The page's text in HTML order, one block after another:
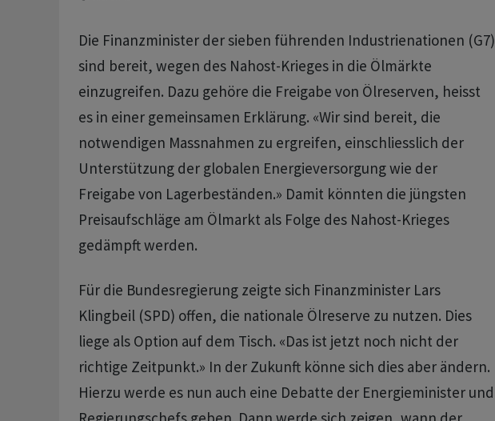
Die Finanzminister der sieben führenden Industrienationen (G7)
sind bereit, wegen ‌des Nahost-Krieges ⁠in die Ölmärkte
einzugreifen. Dazu gehöre die Freigabe von Ölreserven, heisst
es in einer gemeinsamen Erklärung. «Wir sind bereit, die
notwendigen Massnahmen zu ⁠ergreifen, einschliesslich der
Unterstützung der globalen Energieversorgung wie der
Freigabe von Lagerbeständen.» Damit könnten die jüngsten
Preisaufschläge am Ölmarkt als Folge des Nahost-Krieges
gedämpft werden.
Für die Bundesregierung ‌zeigte sich Finanzminister Lars
Klingbeil (SPD) offen, die nationale Ölreserve zu nutzen. Dies
liege als Option auf ‌dem Tisch. «Das ist jetzt noch nicht der
richtige Zeitpunkt.» In ​der Zukunft könne sich dies aber ändern.
Hierzu werde es nun auch eine Debatte der Energieminister und